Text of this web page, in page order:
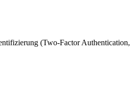
(Two-Factor Authentication,